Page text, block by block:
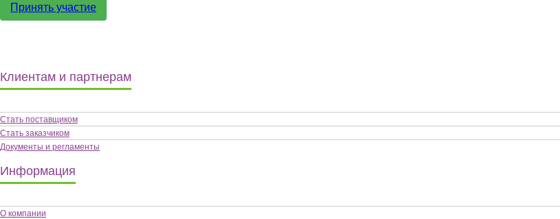
Принять участие
Клиентам и партнерам
Стать поставщиком
Стать заказчиком
Документы и регламенты
Информация
О компании